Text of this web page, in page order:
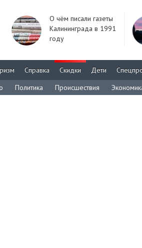
О чём писали газеты
Калининграда в 1991
году
Справка Скидки Дети
Политика Происшествия